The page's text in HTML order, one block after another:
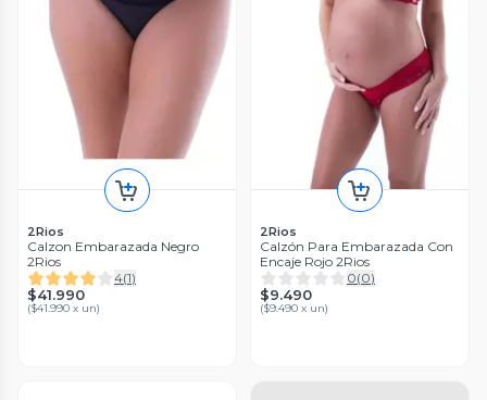
2Rios
Calzon Embarazada Negro
2Rios
4(1)
$41.990
($41.990 x un)
2Rios
Calzón Para Embarazada Con
Encaje Rojo 2Rios
0(0)
$9.490
($9.490 x un)